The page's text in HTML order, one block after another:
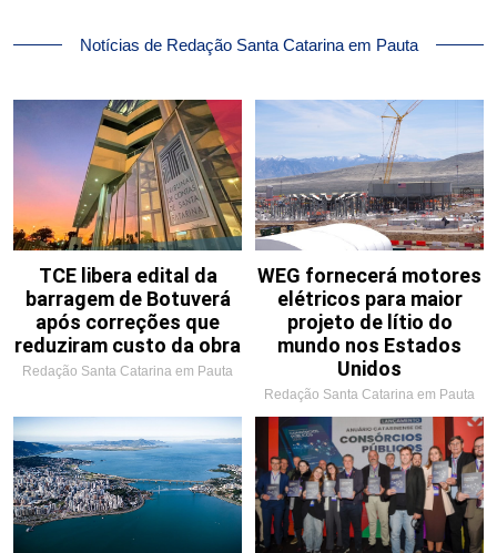
Notícias de Redação Santa Catarina em Pauta
TCE libera edital da
barragem de Botuverá
após correções que
reduziram custo da obra
Redação Santa Catarina em Pauta
WEG fornecerá motores
elétricos para maior
projeto de lítio do
mundo nos Estados
Unidos
Redação Santa Catarina em Pauta